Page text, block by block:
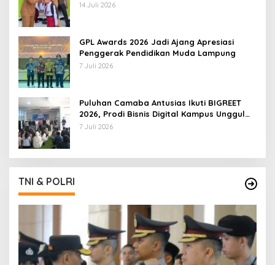
14 Juli 2026
GPL Awards 2026 Jadi Ajang Apresiasi
Penggerak Pendidikan Muda Lampung
7 Juli 2026
Puluhan Camaba Antusias Ikuti BIGREET
2026, Prodi Bisnis Digital Kampus Unggul
IIB Darmajaya Hadirkan Deretan
7 Juli 2026
TNI & POLRI